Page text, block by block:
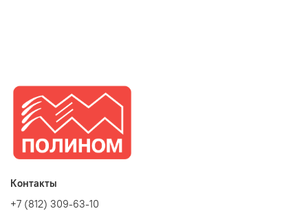
Контакты
+7 (812) 309-63-10